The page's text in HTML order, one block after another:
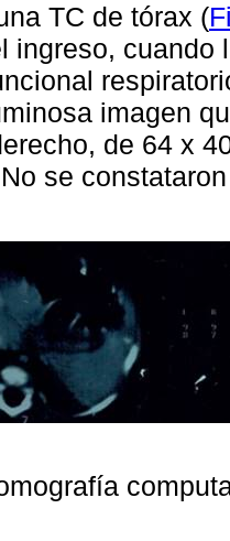
TC de tórax (
ingreso,
imagen
de 64 x
se